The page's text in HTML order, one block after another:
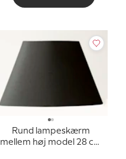
Rund lampeskærm
mellem høj model 28 cm